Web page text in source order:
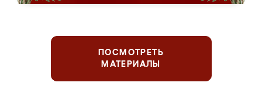
ПОСМОТРЕТЬ
МАТЕРИАЛЫ